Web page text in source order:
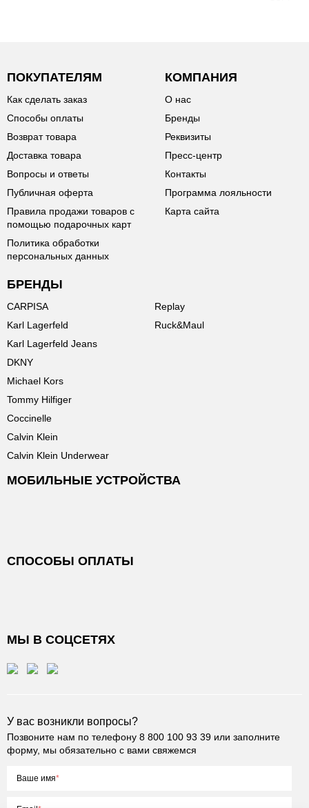
ПОКУПАТЕЛЯМ
Как сделать заказ
Способы оплаты
Возврат товара
Доставка товара
Вопросы и ответы
Публичная оферта
Правила продажи товаров с
помощью подарочных карт
Политика обработки
персональных данных
КОМПАНИЯ
О нас
Бренды
Реквизиты
Пресс-центр
Контакты
Программа лояльности
Карта сайта
БРЕНДЫ
CARPISA
Karl Lagerfeld
Karl Lagerfeld Jeans
DKNY
Michael Kors
Tommy Hilfiger
Coccinelle
Calvin Klein
Calvin Klein Underwear
Replay
Ruck&Maul
МОБИЛЬНЫЕ УСТРОЙСТВА
СПОСОБЫ ОПЛАТЫ
МЫ В СОЦСЕТЯХ
У вас возникли вопросы?
Позвоните нам по телефону 8 800 100 93 39 или заполните
форму, мы обязательно с вами свяжемся
Ваше имя